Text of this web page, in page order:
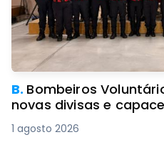
B. Bombeiros
novas divisas e
1 agosto 2026